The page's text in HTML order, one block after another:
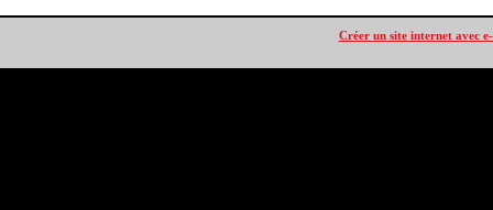
Créer un site internet avec